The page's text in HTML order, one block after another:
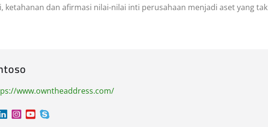
ketahanan dan afirmasi nilai-nilai inti perusahaan menjadi aset yang tak
www.owntheaddress.com/